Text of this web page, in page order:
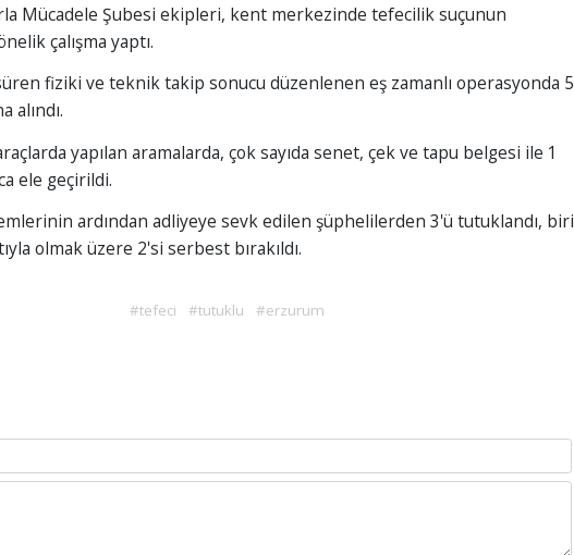
Mücadele Şubesi ekipleri, kent merkezinde tefecilik suçunun
çalışma yaptı.
fiziki ve teknik takip sonucu düzenlenen eş zamanlı operasyonda 5
alındı.
yapılan aramalarda, çok sayıda senet, çek ve tapu belgesi ile 1
ele geçirildi.
ardından adliyeye sevk edilen şüphelilerden 3'ü tutuklandı, biri
olmak üzere 2'si serbest bırakıldı.
#tefeci #tutuklu #erzurum